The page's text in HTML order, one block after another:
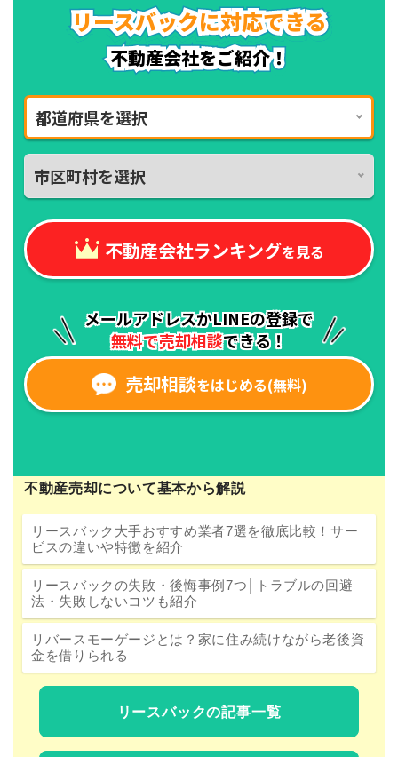
不動産売却について基本から解説
リースバック大手おすすめ業者7選を徹底比較！サー
ビスの違いや特徴を紹介
リースバックの失敗・後悔事例7つ│トラブルの回避
法・失敗しないコツも紹介
リバースモーゲージとは？家に住み続けながら老後資
金を借りられる
リースバックの記事一覧